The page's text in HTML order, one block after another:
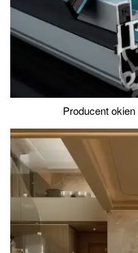
Producent